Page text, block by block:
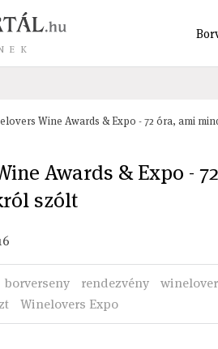
Wine Awards & Expo - 72 óra, ami
Awards & Expo -
szólt
borverseny rendezvény
Winelovers Expo